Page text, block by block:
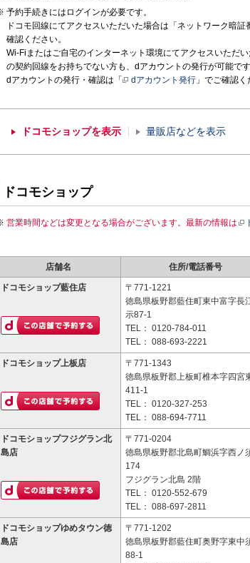
予約手続きにはログインが必要です。
ドコモ回線にてアクセスいただいた場合は「ネットワーク暗
確認ください。
Wi-Fiまたはご自宅のインターネット環境にてアクセスいただ
の契約回線をお持ちでない方も、dアカウントの発行が可能です
dアカウントの発行・確認は「
dアカウント発行 」でご確認く
ドコモショップを表示 量販店などを表示
ドコモショップ
営業時間などは変更となる場合がございます。最新の情報は
店舗名 住所/電話番号
ドコモショップ藍住店
〒771-1221
徳島県板野郡藍住町東中富字長
示87-1
TEL： 0120-784-011
TEL： 088-693-2221
ドコモショップ上板店
〒771-1343
徳島県板野郡上板町椎本字四宮
411-1
TEL： 0120-327-253
TEL： 088-694-7711
ドコモショップフジグラン北
島店
〒771-0204
徳島県板野郡北島町鯛浜字西ノ
174
フジグラン北島 2階
TEL： 0120-552-679
TEL： 088-697-2811
ドコモショップゆめタウン徳
島店
〒771-1202
徳島県板野郡藍住町奥野字東中
88-1